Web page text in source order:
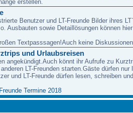
erstellen.
Benutzer und LT-Freunde Bilder ihres
Ausbauten sowie Detaillösungen können
Textpasssagen!Auch keine
und Urlaubsreisen
angekündigt.Auch könnt ihr Aufrufe zu
LT-Freunden starten.Gäste dürfen nur
und LT-Freunde dürfen lesen, schreiben
Termine 2018